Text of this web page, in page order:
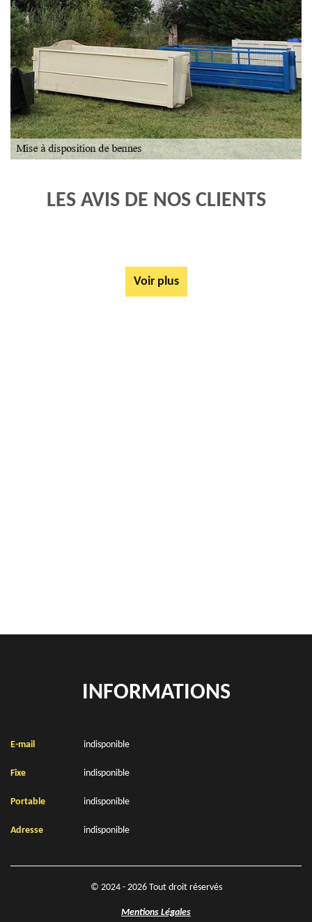
LES AVIS DE NOS CLIENTS
Voir plus
INFORMATIONS
E-mail indisponible
Fixe indisponible
Portable indisponible
Adresse indisponible
© 2024 - 2026 Tout droit réservés
Mentions Légales